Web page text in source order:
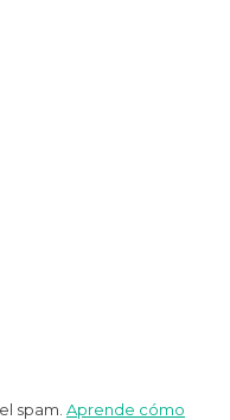
spam. Aprende cómo